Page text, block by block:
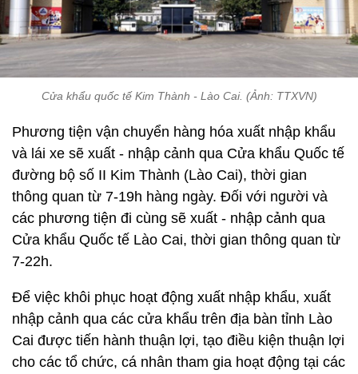
Cửa khẩu quốc tế Kim Thành - Lào Cai. (Ảnh: TTXVN)
Phương tiện vận chuyển hàng hóa xuất nhập khẩu
và lái xe sẽ xuất - nhập cảnh qua Cửa khẩu Quốc tế
đường bộ số II Kim Thành (Lào Cai), thời gian
thông quan từ 7-19h hàng ngày. Đối với người và
các phương tiện đi cùng sẽ xuất - nhập cảnh qua
Cửa khẩu Quốc tế Lào Cai, thời gian thông quan từ
7-22h.
Để việc khôi phục hoạt động xuất nhập khẩu, xuất
nhập cảnh qua các cửa khẩu trên địa bàn tỉnh Lào
Cai được tiến hành thuận lợi, tạo điều kiện thuận lợi
cho các tổ chức, cá nhân tham gia hoạt động tại các